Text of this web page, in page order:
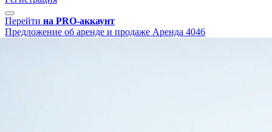
Перейти на PRO-аккаунт
Предложение об аренде и продаже Аренда 4046